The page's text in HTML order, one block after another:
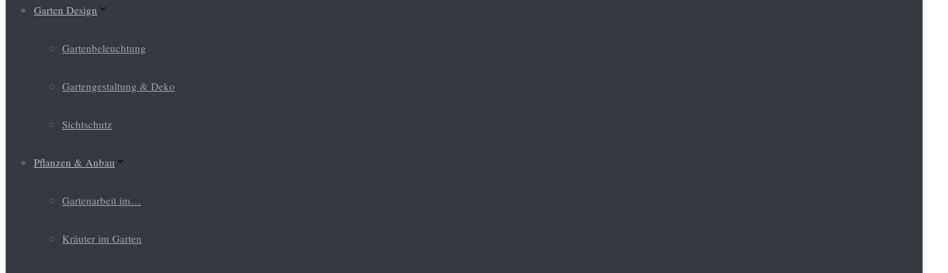
Garten Design
Gartenbeleuchtung
Gartengestaltung & Deko
Sichtschutz
Pflanzen & Anbau
Gartenarbeit im…
Kräuter im Garten